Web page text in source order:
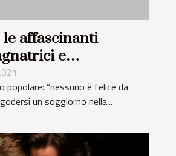
affascinanti
e
di Milano
popolare: “nessuno è felice da
un soggiorno nella...